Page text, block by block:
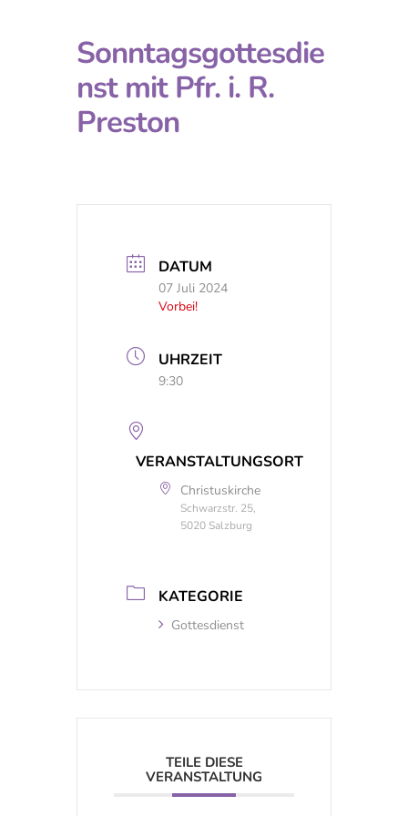
Sonntagsgottesdie
nst mit Pfr. i. R.
Preston
DATUM
07 Juli 2024
Vorbei!
UHRZEIT
9:30
VERANSTALTUNGSORT
Christuskirche
Schwarzstr. 25,
5020 Salzburg
KATEGORIE
Gottesdienst
TEILE DIESE
VERANSTALTUNG